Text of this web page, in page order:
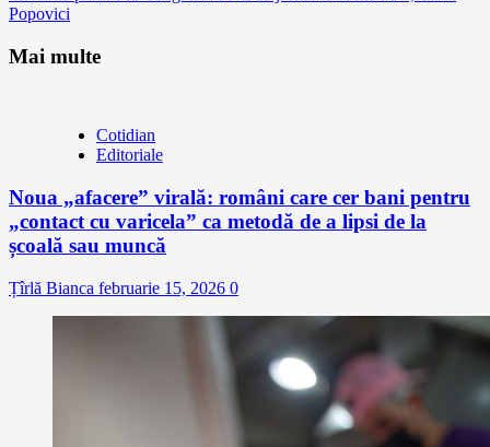
Popovici
Mai multe
Cotidian
Editoriale
Noua „afacere” virală: români care cer bani pentru
„contact cu varicela” ca metodă de a lipsi de la
școală sau muncă
Țîrlă Bianca februarie 15, 2026 0